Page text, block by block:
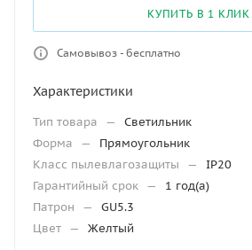
КУПИТЬ В 1 КЛИК
Самовывоз - бесплатно
Характеристики
Тип товара —
Светильник
Форма
—
Прямоугольник
Класс пылевлагозащиты
—
IP20
Гарантийный срок —
1 год(а)
Патрон
—
GU5.3
Цвет — Желтый